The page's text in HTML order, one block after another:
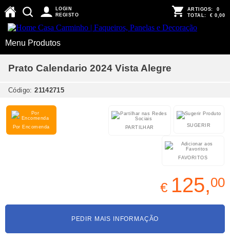
LOGIN
REGISTO
ARTIGOS: 0
TOTAL: € 0,00
Menu Produtos
Prato Calendario 2024 Vista Alegre
Código:21142715
Por Encomenda SUGERIR
PARTILHAR
FAVORITOS
€ 125,00
PEDIR MAIS INFORMAÇÃO